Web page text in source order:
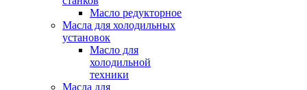
Масло редукторное
Масла для холодильных
установок
Масло для
холодильной
техники
Масла для